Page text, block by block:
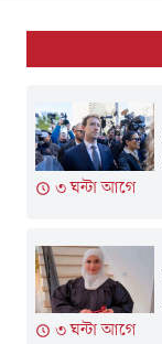
৩ ঘন্টা আগে
৩ ঘন্টা আগে